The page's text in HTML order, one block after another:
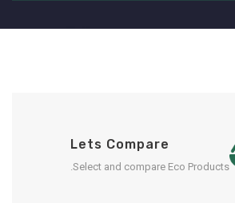
Lets Compare
Select and compare Eco Products.